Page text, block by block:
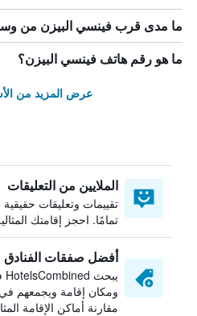
ما مدى قرب فينسي البيزن من
ما هو رقم هاتف فينسي البيزن؟
عرض المزيد من
الملايين من التعليقات
تقييمات وتعليقات حقيقية
تمامًا. احجز إقامتك
أفضل صفقات الفنادق
ومكان إقامة ويجمعهم
مقارنة أماكن الإقامة